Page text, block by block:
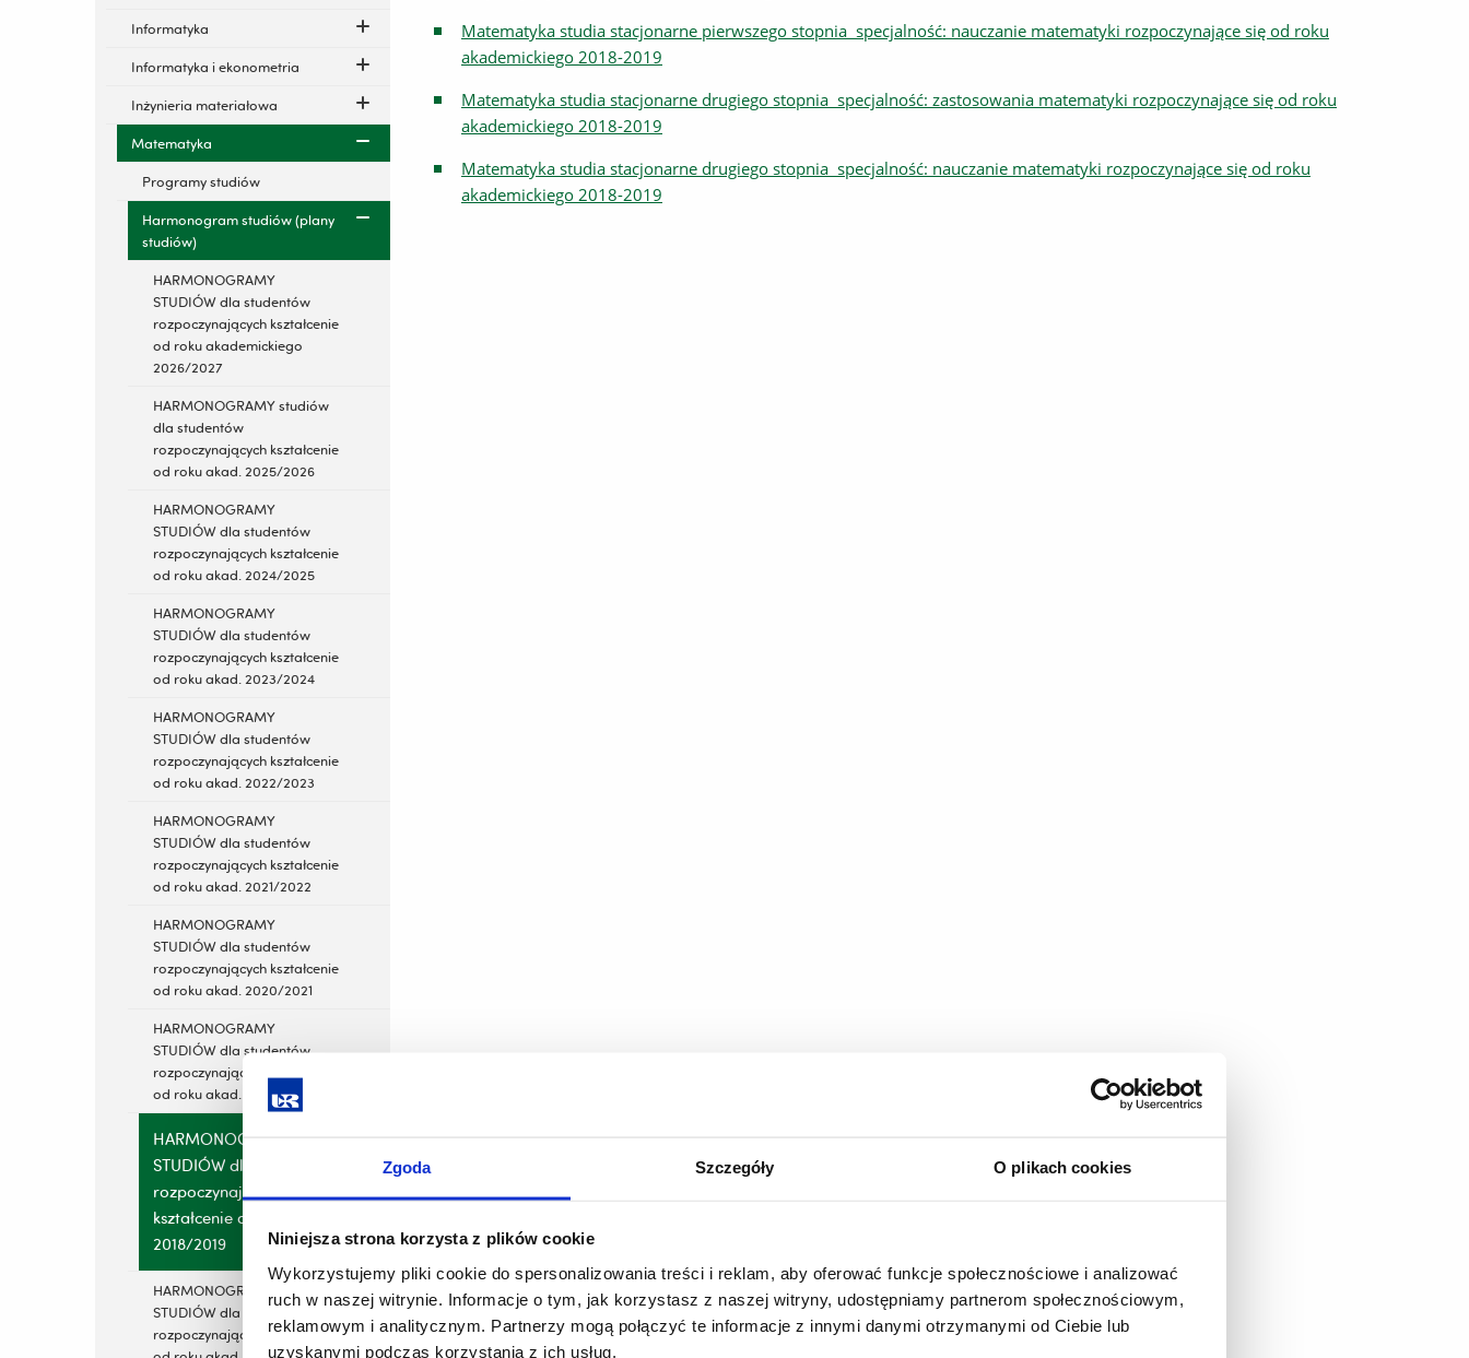
Zgoda Szczegóły O plikach cookies
Niniejsza strona korzysta z plików cookie
Wykorzystujemy pliki cookie do spersonalizowania treści i reklam, aby oferować funkcje społecznościowe i analizować
ruch w naszej witrynie. Informacje o tym, jak korzystasz z naszej witryny, udostępniamy partnerom społecznościowym,
reklamowym i analitycznym. Partnerzy mogą połączyć te informacje z innymi danymi otrzymanymi od Ciebie lub
uzyskanymi podczas korzystania z ich usług.
Informatyka
Informatyka i ekonometria
Inżynieria materiałowa
Matematyka
Programy studiów
Harmonogram studiów (plany
studiów)
HARMONOGRAMY
STUDIÓW dla studentów
rozpoczynających kształcenie
od roku akademickiego
2026/2027
HARMONOGRAMY studiów
dla studentów
rozpoczynających kształcenie
od roku akad. 2025/2026
HARMONOGRAMY
STUDIÓW dla studentów
rozpoczynających kształcenie
od roku akad. 2024/2025
HARMONOGRAMY
STUDIÓW dla studentów
rozpoczynających kształcenie
od roku akad. 2023/2024
HARMONOGRAMY
STUDIÓW dla studentów
rozpoczynających kształcenie
od roku akad. 2022/2023
HARMONOGRAMY
STUDIÓW dla studentów
rozpoczynających kształcenie
od roku akad. 2021/2022
HARMONOGRAMY
STUDIÓW dla studentów
rozpoczynających kształcenie
od roku akad. 2020/2021
HARMONOGRAMY
STUDIÓW dla studentów
rozpoczynających kształcenie
od roku akad. 2019/2020
HARMONOGRAMY
STUDIÓW dla studentów
rozpoczynających
kształcenie od roku akad.
2018/2019
HARMONOGRAMY
STUDIÓW dla studentów
rozpoczynających kształcenie
Matematyka studia stacjonarne pierwszego stopnia specjalność: nauczanie matematyki rozpoczynające się od roku
akademickiego 2018-2019
Matematyka studia stacjonarne drugiego stopnia specjalność: zastosowania matematyki rozpoczynające się od roku
akademickiego 2018-2019
Matematyka studia stacjonarne drugiego stopnia specjalność: nauczanie matematyki rozpoczynające się od roku
akademickiego 2018-2019